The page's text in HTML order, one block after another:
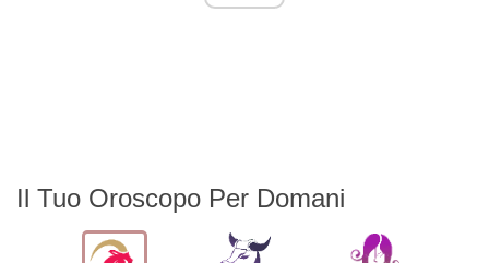
Il Tuo Oroscopo Per Domani